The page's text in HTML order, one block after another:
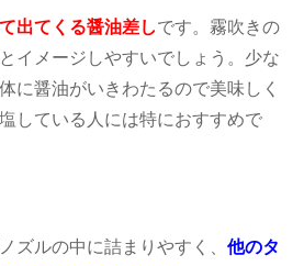
出てくる醤油差しです。霧吹きの
イメージしやすいでしょう。少な
に醤油がいきわたるので美味しく
している人には特におすすめで
ズルの中に詰まりやすく、 他のタ